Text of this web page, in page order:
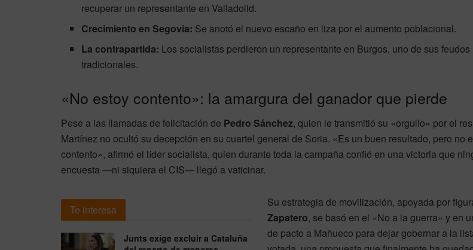
recuperar un representante en Valladolid.
Crecimiento en Segovia: Se anotó el nuevo escaño en liza por el aumento poblacional.
La contrapartida: Los socialistas perdieron un representante en Burgos, uno de sus feudos
tradicionales.
«No estoy contento»: la amargura del ganador que pierde
Pese a las llamadas de felicitación de Pedro Sánchez, quien le transmitió su «orgullo» por el
Martínez no ocultó su decepción en su cuartel general de Soria. «Es un buen resultado, pero no
contento», afirmó el líder socialista, quien durante toda la campaña confió en una victoria que
encuesta —ni siquiera el CIS— llegó a vaticinar.
Te interesa
Junts exige excluir a Cataluña
Su estrategia de movilización, apoyada por
Zapatero, se basó en el «No a la guerra» y en
de pacto a Mañueco para dejar gobernar a la